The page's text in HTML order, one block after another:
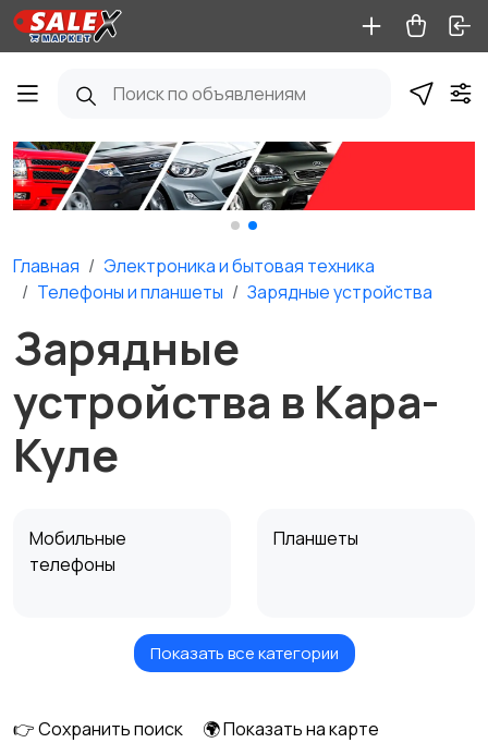
Главная
Электроника и бытовая техника
Телефоны и планшеты
Зарядные устройства
Зарядные
устройства в Кара-
Куле
Мобильные
телефоны
Планшеты
Умные часы и
Стационарные
Показать все категории
👉 Сохранить поиск
🌍 Показать на карте